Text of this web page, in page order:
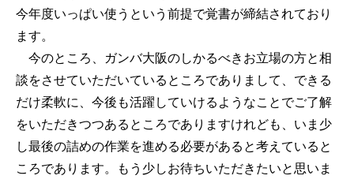
今年度いっぱい使うという前提で覚書が締結されており
ます。
今のところ、ガンバ大阪のしかるべきお立場の方と相
談をさせていただいているところでありまして、できる
だけ柔軟に、今後も活躍していけるようなことでご了解
をいただきつつあるところでありますけれども、いま少
し最後の詰めの作業を進める必要があると考えていると
ころであります。もう少しお待ちいただきたいと思いま